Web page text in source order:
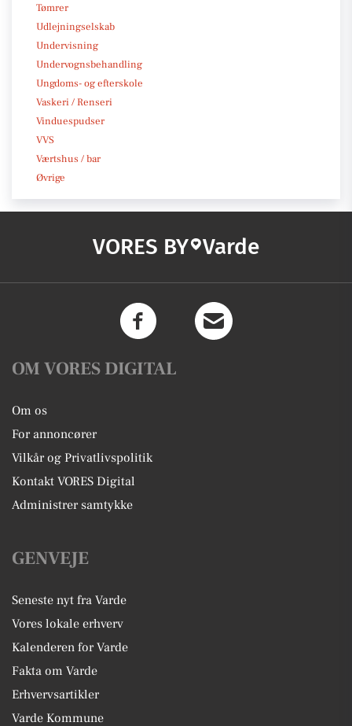
Tømrer
Udlejningselskab
Undervisning
Undervognsbehandling
Ungdoms- og efterskole
Vaskeri / Renseri
Vinduespudser
VVS
Værtshus / bar
Øvrige
VORES BY Varde
OM VORES DIGITAL
Om os
For annoncører
Vilkår og Privatlivspolitik
Kontakt VORES Digital
Administrer samtykke
GENVEJE
Seneste nyt fra Varde
Vores lokale erhverv
Kalenderen for Varde
Fakta om Varde
Erhvervsartikler
Varde Kommune